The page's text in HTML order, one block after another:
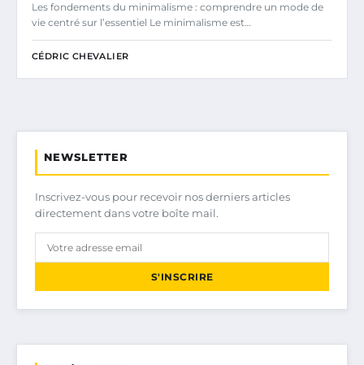
Les fondements du minimalisme : comprendre un mode de
vie centré sur l’essentiel Le minimalisme est…
CÉDRIC CHEVALIER
NEWSLETTER
Inscrivez-vous pour recevoir nos derniers articles
directement dans votre boîte mail.
S'INSCRIRE